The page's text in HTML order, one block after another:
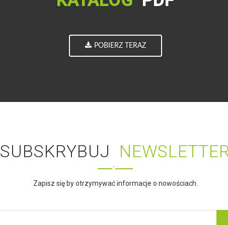
POBIERZ TERAZ
SUBSKRYBUJ
Zapisz się by otrzymywać informacje o nowościach.